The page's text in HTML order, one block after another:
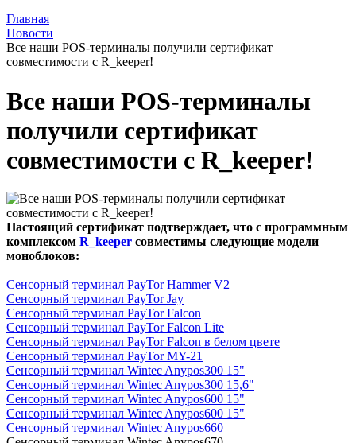
Главная
Новости
Все наши POS-терминалы получили сертификат
совместимости с R_keeper!
Все наши POS-терминалы
получили сертификат
совместимости с R_keeper!
Настоящий сертификат подтверждает, что с программным
комплексом R_keeper совместимы следующие модели
моноблоков:
Сенсорный терминал PayTor Hammer V2
Сенсорный терминал PayTor Jay
Сенсорный терминал PayTor Falcon
Сенсорный терминал PayTor Falcon Lite
Сенсорный терминал PayTor Falcon в белом цвете
Сенсорный терминал PayTor MY-21
Сенсорный терминал Wintec Anypos300 15"
Сенсорный терминал Wintec Anypos300 15,6"
Сенсорный терминал Wintec Anypos600 15"
Сенсорный терминал Wintec Anypos600 15"
Сенсорный терминал Wintec Anypos660